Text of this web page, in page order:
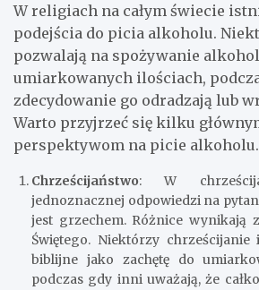
W religiach na całym świecie
podejścia do picia alkoholu.
pozwalają na spożywanie
umiarkowanych ilościach,
zdecydowanie go odradzają lub
Warto przyjrzeć się kilku
perspektywom na picie alkoholu.
Chrześcijaństwo: W
jednoznacznej odpowiedzi na
jest grzechem. Różnice wynikają
Świętego. Niektórzy
biblijne jako zachętę do
podczas gdy inni uważają, że